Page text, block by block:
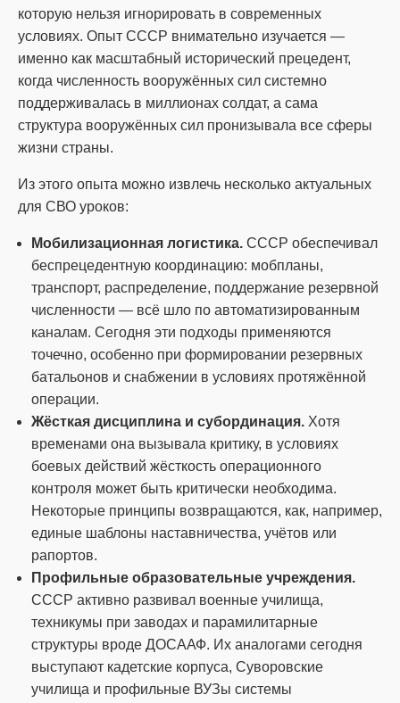
которую нельзя игнорировать в современных
условиях. Опыт СССР внимательно изучается —
именно как масштабный исторический прецедент,
когда численность вооружённых сил системно
поддерживалась в миллионах солдат, а сама
структура вооружённых сил пронизывала все сферы
жизни страны.
Из этого опыта можно извлечь несколько актуальных
для СВО уроков:
Мобилизационная логистика. СССР обеспечивал
беспрецедентную координацию: мобпланы,
транспорт, распределение, поддержание резервной
численности — всё шло по автоматизированным
каналам. Сегодня эти подходы применяются
точечно, особенно при формировании резервных
батальонов и снабжении в условиях протяжённой
операции.
Жёсткая дисциплина и субординация. Хотя
временами она вызывала критику, в условиях
боевых действий жёсткость операционного
контроля может быть критически необходима.
Некоторые принципы возвращаются, как, например,
единые шаблоны наставничества, учётов или
рапортов.
Профильные образовательные учреждения.
СССР активно развивал военные училища,
техникумы при заводах и парамилитарные
структуры вроде ДОСААФ. Их аналогами сегодня
выступают кадетские корпуса, Суворовские
училища и профильные ВУЗы системы